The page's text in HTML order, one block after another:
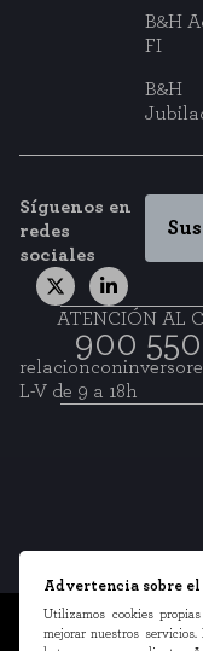
B&H
FI
B&H
Síguenos en
redes
sociales
ATENCIÓN AL
900
L-V de 9 a 18h
Advertencia sobre el
Utilizamos cookies
mejorar nuestros servicios.